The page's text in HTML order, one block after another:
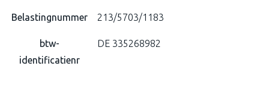
Belastingnummer 213/5703/1183
btw-
identificatienr
DE 335268982